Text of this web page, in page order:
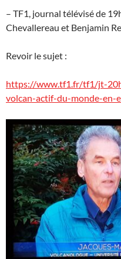
– TF1, journal télévisé de
Chevallereau et Benjamin
Revoir le sujet :
https://www.tf1.fr/tf1/jt-
volcan-actif-du-monde-